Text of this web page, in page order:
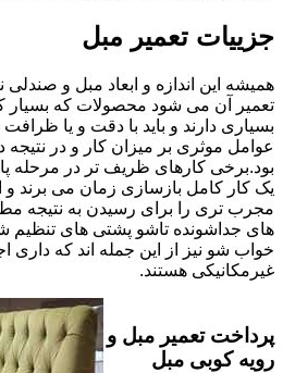
جزییات تعمیر مبل
همیشه این اندازه و ابعاد مبل و صندلی
تعمیر آن می شود محصولات که بسیار
بسیاری دارند و باید با دقت و یا
عوامل موثری بر میزان کار و در نتیجه
یک کار کامل بازسازی زمان می برند و
مجرب تری را برای رسیدن به نتیجه
های جداشونده تاشو پشتی های تنظیم
خواب شو نیز از این جمله اند که داری
غیرمکانیکی هستند.
پرداخت تعمیر مبل و
رویه کوبی مبل